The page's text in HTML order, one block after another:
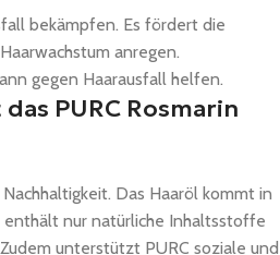
bekämpfen. Es fördert die
anregen.
gegen Haarausfall helfen.
PURC Rosmarin
Das Haaröl kommt in
enthält nur natürliche Inhaltsstoffe
unterstützt PURC soziale und